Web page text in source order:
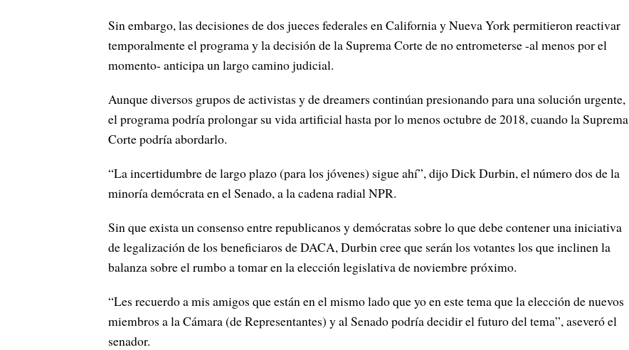
Sin embargo, las decisiones de dos jueces federales en California y Nueva York permitieron reactivar
temporalmente el programa y la decisión de la Suprema Corte de no entrometerse -al menos por el
momento- anticipa un largo camino judicial.
Aunque diversos grupos de activistas y de dreamers continúan presionando para una solución urgente,
el programa podría prolongar su vida artificial hasta por lo menos octubre de 2018, cuando la Suprema
Corte podría abordarlo.
“La incertidumbre de largo plazo (para los jóvenes) sigue ahí”, dijo Dick Durbin, el número dos de la
minoría demócrata en el Senado, a la cadena radial NPR.
Sin que exista un consenso entre republicanos y demócratas sobre lo que debe contener una iniciativa
de legalización de los beneficiaros de DACA, Durbin cree que serán los votantes los que inclinen la
balanza sobre el rumbo a tomar en la elección legislativa de noviembre próximo.
“Les recuerdo a mis amigos que están en el mismo lado que yo en este tema que la elección de nuevos
miembros a la Cámara (de Representantes) y al Senado podría decidir el futuro del tema”, aseveró el
senador.